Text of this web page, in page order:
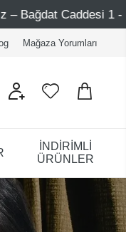
- Bağdat Caddesi 2 -
Mağaza Yorumları
İNDİRİMLİ
ÜRÜNLER